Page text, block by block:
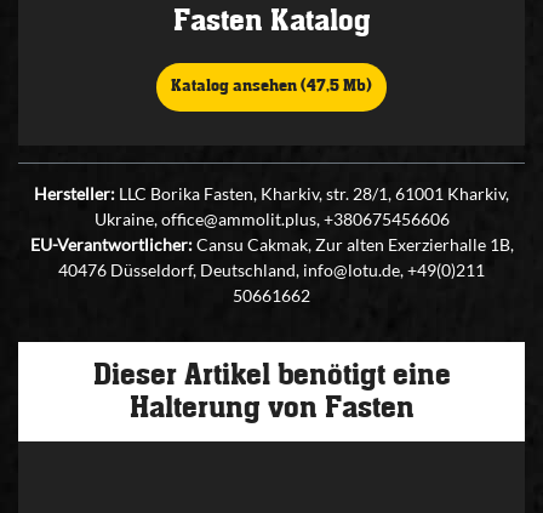
Fasten Katalog
Katalog ansehen (47,5 Mb)
Hersteller: LLC Borika Fasten, Kharkiv, str. 28/1, 61001 Kharkiv,
Ukraine, office@ammolit.plus, +380675456606
EU-Verantwortlicher:Cansu Cakmak, Zur alten Exerzierhalle 1B,
40476 Düsseldorf, Deutschland, info@lotu.de, +49(0)211
50661662
Dieser Artikel benötigt eine
Halterung von Fasten